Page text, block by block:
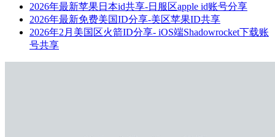
2026年最新苹果日本id共享-日服区apple id账号分享
2026年最新免费美国ID分享-美区苹果ID共享
2026年2月美国区火箭ID分享- iOS端Shadowrocket下载账
号共享